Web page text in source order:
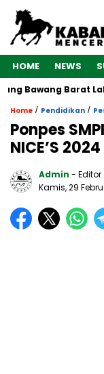
HOME NEWS
Barat
Home / Pendidikan /
Ponpes
NICE’S 2024
Admin - Editor
Kamis, 29